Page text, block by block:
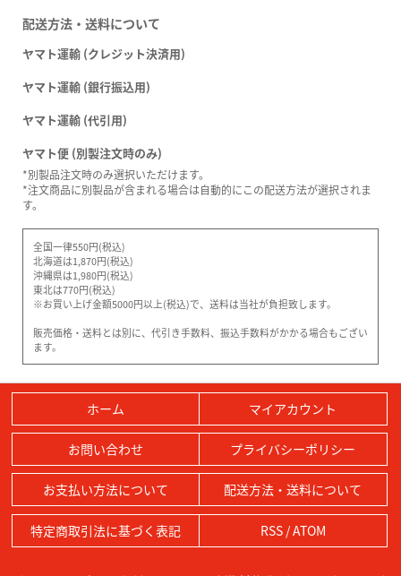
配送方法・送料について
ヤマト運輸 (クレジット決済用)
ヤマト運輸 (銀行振込用)
ヤマト運輸 (代引用)
ヤマト便 (別製注文時のみ)
*別製品注文時のみ選択いただけます。
*注文商品に別製品が含まれる場合は自動的にこの配送方法が選択されま
す。
全国一律550円(税込)
北海道は1,870円(税込)
沖縄県は1,980円(税込)
東北は770円(税込)
※お買い上げ金額5000円以上(税込)で、送料は当社が負担致します。
販売価格・送料とは別に、代引き手数料、振込手数料がかかる場合もござい
ます。
ホーム マイアカウント
お問い合わせ プライバシーポリシー
お支払い方法について 配送方法・送料について
特定商取引法に基づく表記 RSS/ATOM